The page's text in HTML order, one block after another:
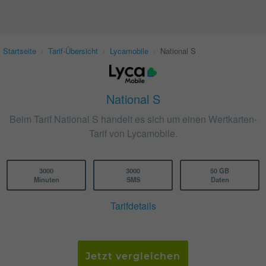
Startseite Tarif-Übersicht Lycamobile National S
National S
Beim Tarif National S handelt es sich um einen Wertkarten-
Tarif von Lycamobile.
3000
Minuten
3000
SMS
50 GB
Daten
Tarifdetails
Jetzt vergleichen